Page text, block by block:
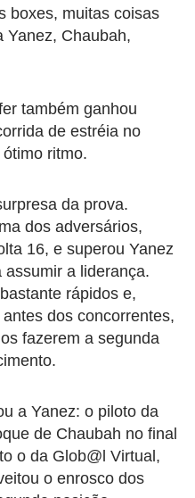
boxes, muitas coisas
Yanez, Chaubah,
também ganhou
de estréia no
ritmo.
da prova.
dos adversários,
16, e superou Yanez
a liderança.
rápidos e,
dos concorrentes,
fazerem a segunda
a Yanez: o piloto da
de Chaubah no final
o da Glob@l Virtual,
o enrosco dos